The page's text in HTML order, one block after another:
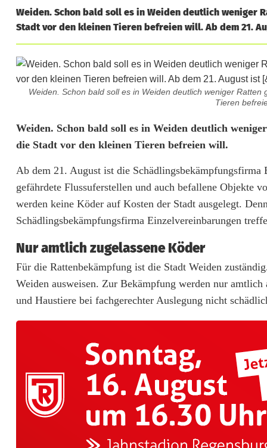
Weiden. Schon bald soll es in Weiden deutlich weniger
Stadt vor den kleinen Tieren befreien will. Ab dem 21.
Weiden. Schon bald soll es in Weiden deutlich weniger
Tieren
W
e
i
d
e
n
k
ä
Weiden. Schon bald soll es in Weiden deutlich
die Stadt vor den kleinen Tieren befreien will.
Ab dem 21. August ist die
gefährdete Flussuferstellen und auch befallene Objekte
werden keine Köder auf Kosten der Stadt ausgelegt.
Schädlingsbekämpfungsfirma Einzelvereinbarungen
Nur amtlich zugelassene Köder
Für die Rattenbekämpfung ist die Stadt Weiden
Weiden ausweisen. Zur Bekämpfung werden nur
und Haustiere bei fachgerechter Auslegung nicht